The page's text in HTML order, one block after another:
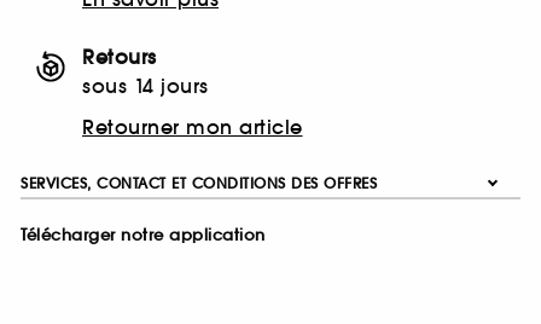
Retours
sous 14 jours
Retourner mon article
SERVICES, CONTACT ET CONDITIONS DES OFFRES
Télécharger notre application